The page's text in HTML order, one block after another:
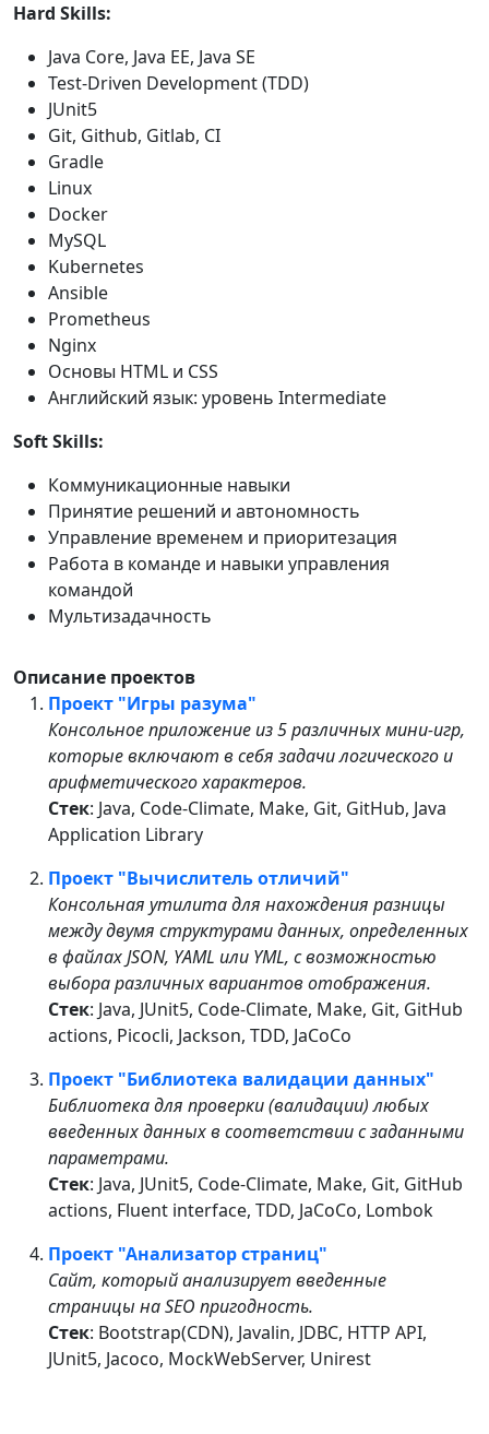
Hard Skills:
Java Core, Java EE, Java SE
Test-Driven Development (TDD)
JUnit5
Git, Github, Gitlab, CI
Gradle
Linux
Docker
MySQL
Kubernetes
Ansible
Prometheus
Nginx
Основы HTML и CSS
Английский язык: уровень Intermediate
Soft Skills:
Коммуникационные навыки
Принятие решений и автономность
Управление временем и приоритезация
Работа в команде и навыки управления
командой
Мультизадачность
Описание проектов
Проект "Игры разума"
Консольное приложение из 5 различных мини-игр,
которые включают в себя задачи логического и
арифметического характеров.
Стек: Java, Code-Climate, Make, Git, GitHub, Java
Application Library
Проект "Вычислитель отличий"
Консольная утилита для нахождения разницы
между двумя структурами данных, определенных
в файлах JSON, YAML или YML, с возможностью
выбора различных вариантов отображения.
Стек: Java, JUnit5, Code-Climate, Make, Git, GitHub
actions, Picocli, Jackson, TDD, JaCoCo
Проект "Библиотека валидации данных"
Библиотека для проверки (валидации) любых
введенных данных в соответствии с заданными
параметрами.
Стек: Java, JUnit5, Code-Climate, Make, Git, GitHub
actions, Fluent interface, TDD, JaCoCo, Lombok
Проект "Анализатор страниц"
Сайт, который анализирует введенные
страницы на SEO пригодность.
Стек: Bootstrap(CDN), Javalin, JDBC, HTTP API,
JUnit5, Jacoco, MockWebServer, Unirest